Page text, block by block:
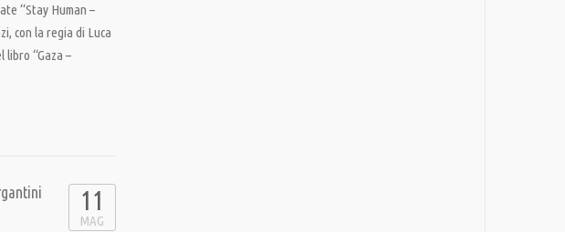
“Stay Human –
con la regia di Luca
“Gaza –
11
MAG